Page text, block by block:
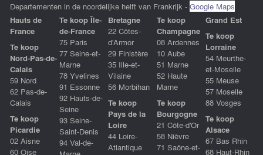
Departementen in de noordelijke helft van Frankrijk - Google Maps
Hauts de
France
Te koop
Nord-Pas-de-
Calais
59 Nord
62 Pas-de-
Calais
Te koop
Picardie
02 Aisne
60 Oise
Te koop Île-
de-France
75 Paris
77 Seine-et-
Marne
78 Yvelines
91 Essonne
92 Hauts-de-
Seine
93 Seine-
Saint-Denis
94 Val-de-
Bretagne
22 Côtes-
d'Armor
29 Finistère
35 Ille-et-
Vilaine
56 Morbihan
Te koop
Pays de la
Loire
44 Loire-
Atlantique
Te koop
Champagne
08 Ardennes
10 Aube
51 Marne
52 Haute
Marne
Te koop
Bourgogne
21 Côte-d'Or
58 Nièvre
71 Saône-et-
Grand Est
Te koop
Lorraine
54 Meurthe-
et-Moselle
55 Meuse
57 Moselle
88 Vosges
Te koop
Alsace
67 Bas Rhin
68 Haut-Rhin